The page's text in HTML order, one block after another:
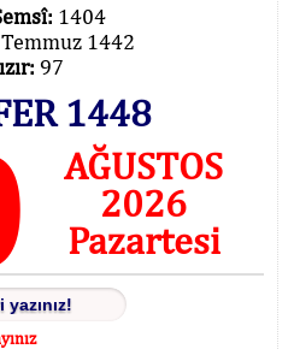
1404
1442
97
1448
AĞUSTOS
2026
Pazartesi